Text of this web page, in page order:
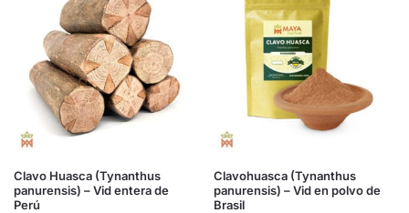
Clavo Huasca (Tynanthus
panurensis) – Vid entera de
Perú
Clavohuasca (Tynanthus
panurensis) – Vid en polvo de
Brasil